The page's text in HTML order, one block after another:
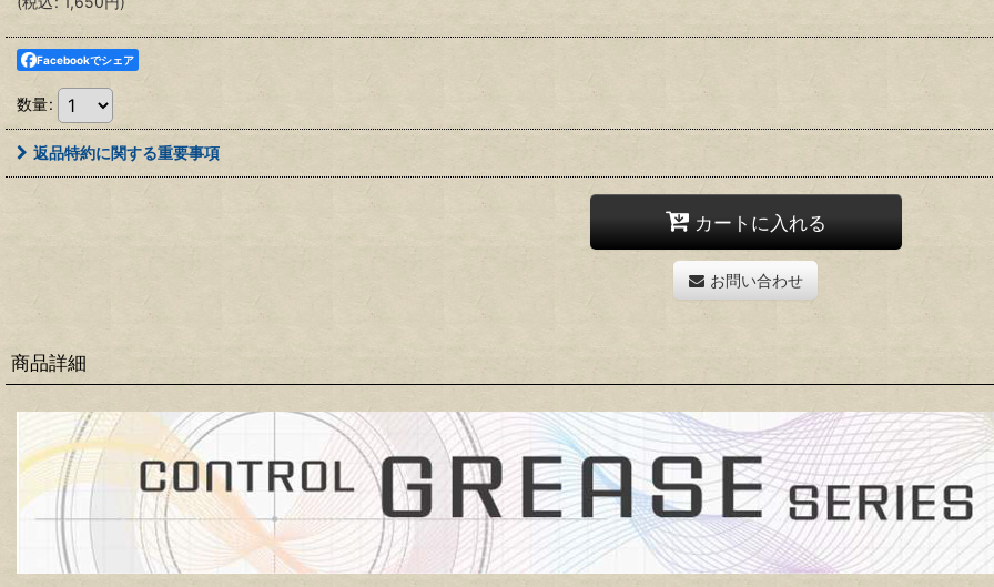
Facebookでシェア
数量:
返品特約に関する重要事項
カートに入れる
お問い合わせ
商品詳細